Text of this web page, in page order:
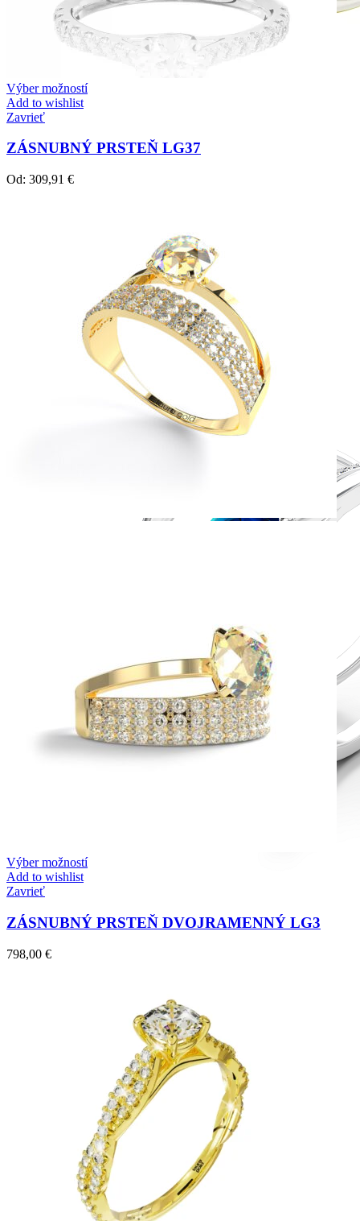
Výber možností
Add to wishlist
Zavrieť
ZÁSNUBNÝ PRSTEŇ LG37
Od: 309,91 €
Výber možností
Add to wishlist
Zavrieť
ZÁSNUBNÝ PRSTEŇ DVOJRAMENNÝ LG3
798,00 €